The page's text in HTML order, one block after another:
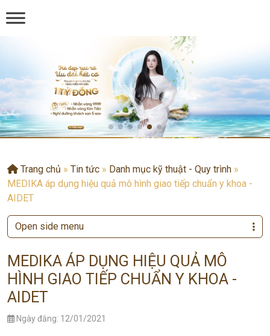
Trang chủ » Tin tức » Danh mục kỹ thuật - Quy trình »
MEDIKA áp dụng hiệu quả mô hình giao tiếp chuẩn y khoa -
AIDET
MEDIKA ÁP DỤNG HIỆU QUẢ MÔ
HÌNH GIAO TIẾP CHUẨN Y KHOA -
AIDET
Ngày đăng: 12/01/2021
Open side menu